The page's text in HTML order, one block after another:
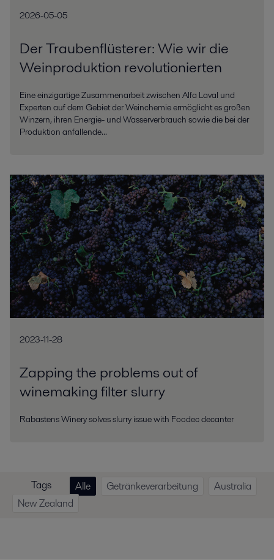
2026-05-05
Der Traubenflüsterer: Wie wir die
Weinproduktion revolutionierten
Eine einzigartige Zusammenarbeit zwischen Alfa Laval und
Experten auf dem Gebiet der Weinchemie ermöglicht es großen
Winzern, ihren Energie- und Wasserverbrauch sowie die bei der
Produktion anfallende...
2023-11-28
Zapping the problems out of
winemaking filter slurry
Rabastens Winery solves slurry issue with Foodec decanter
Tags Alle Getränkeverarbeitung
Australia
New Zealand